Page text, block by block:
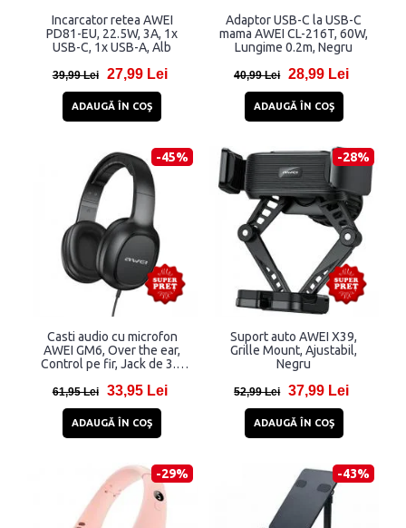
Incarcator retea AWEI
PD81-EU, 22.5W, 3A, 1x
USB-C, 1x USB-A, Alb
39,99 Lei 27,99 Lei
ADAUGĂ ÎN COŞ
Adaptor USB-C la USB-C
mama AWEI CL-216T, 60W,
Lungime 0.2m, Negru
40,99 Lei 28,99 Lei
ADAUGĂ ÎN COŞ
-45%
Casti audio cu microfon
AWEI GM6, Over the ear,
Control pe fir, Jack de 3.5
Negru
61,95 Lei 33,95 Lei
ADAUGĂ ÎN COŞ
-28%
Suport auto AWEI X39,
Grille Mount, Ajustabil,
Negru
52,99 Lei 37,99 Lei
ADAUGĂ ÎN COŞ
-29% -43%